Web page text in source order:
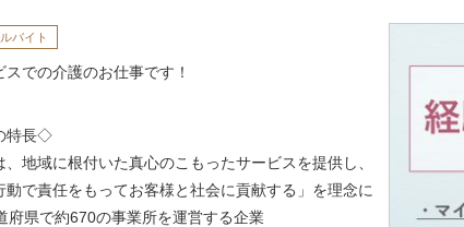
バイト
スでの介護のお仕事です！
特長◇
、地域に根付いた真心のこもったサービスを提供し、
動で責任をもってお客様と社会に貢献する」を理念に
府県で約670の事業所を運営する企業